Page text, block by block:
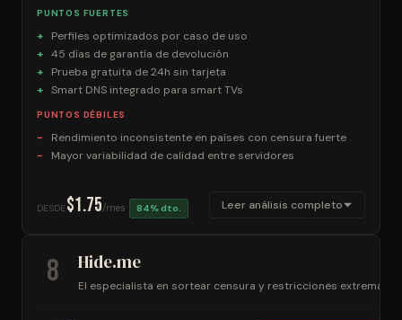
PUNTOS FUERTES
Perfiles optimizados por caso de uso
45 días de garantía de devolución
Prueba gratuita de 24h sin tarjeta
Smart DNS integrado para smart TVs
PUNTOS DÉBILES
Rendimiento inconsistente en países con censura fuerte
Mayor variabilidad de calidad entre servidores
DESDE $1.75/mes 84% dto. Leer análisis completo
8 Hide.me
El especialista en sortear censura y restricciones extremas